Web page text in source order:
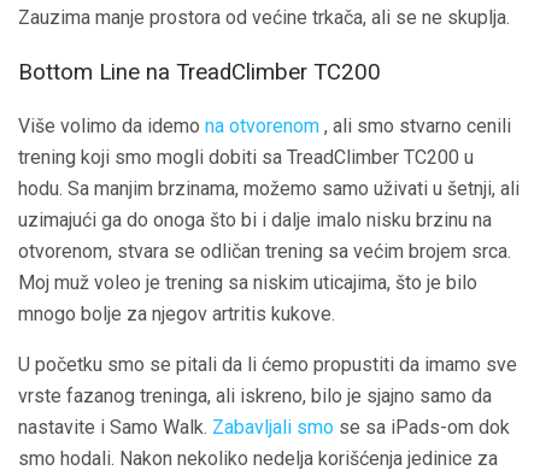
Zauzima manje prostora od većine trkača, ali se ne skuplja.
Bottom Line na TreadClimber TC200
Više volimo da idemo na otvorenom , ali smo stvarno cenili
trening koji smo mogli dobiti sa TreadClimber TC200 u
hodu. Sa manjim brzinama, možemo samo uživati ​​u šetnji, ali
uzimajući ga do onoga što bi i dalje imalo nisku brzinu na
otvorenom, stvara se odličan trening sa većim brojem srca.
Moj muž voleo je trening sa niskim uticajima, što je bilo
mnogo bolje za njegov artritis kukove.
U početku smo se pitali da li ćemo propustiti da imamo sve
vrste fazanog treninga, ali iskreno, bilo je sjajno samo da
nastavite i Samo Walk. Zabavljali smo se sa iPads-om dok
smo hodali. Nakon nekoliko nedelja korišćenja jedinice za